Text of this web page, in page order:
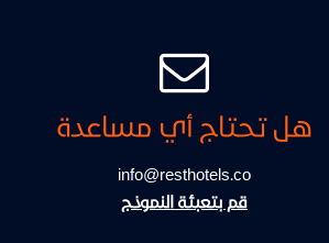
هل تحتاج أي مساعدة
info@resthotels.co
قم بتعبئة النموذج